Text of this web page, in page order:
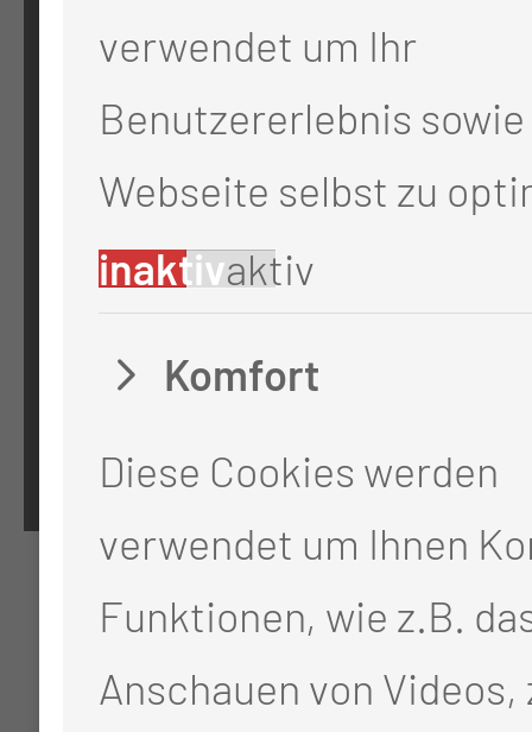
Thiemstr. 111
03048 Cottbus
RECHTLICHES
Impressum
Datenschutz
verwendet um Ihr
Benutzererlebnis
Webseite selbst zu
inaktivaktiv
Komfort
Diese Cookies werden
verwendet um Ihnen
Funktionen, wie z.B.
Anschauen von Videos,